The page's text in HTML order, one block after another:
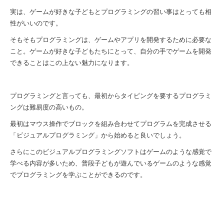
実は、ゲームが好きな子どもとプログラミングの習い事はとっても相
性がいいのです。
そもそもプログラミングは、ゲームやアプリを開発するために必要な
こと。ゲームが好きな子どもたちにとって、自分の手でゲームを開発
できることはこの上ない魅力になります。
プログラミングと言っても、最初からタイピングを要するプログラミ
ングは難易度の高いもの。
最初はマウス操作でブロックを組み合わせてプログラムを完成させる
「ビジュアルプログラミング」から始めると良いでしょう。
さらにこのビジュアルプログラミングソフトはゲームのような感覚で
学べる内容が多いため、普段子どもが遊んでいるゲームのような感覚
でプログラミングを学ぶことができるのです。